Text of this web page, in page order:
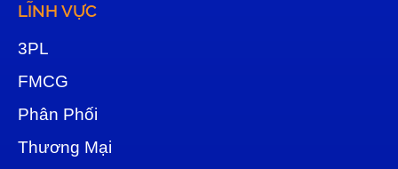
LĨNH VỰC
3PL
FMCG
Phân Phối
Thương Mại